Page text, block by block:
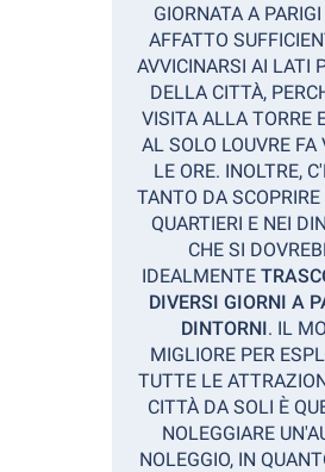
GIORNATA A
AFFATTO
AVVICINARSI AI LATI
DELLA CITTÀ,
VISITA ALLA TORRE
AL SOLO LOUVRE FA
LE ORE. INOLTRE,
TANTO DA SCOPRIRE
QUARTIERI E NEI
CHE SI
IDEALMENTE
DIVERSI GIORNI A
DINTORNI. IL
MIGLIORE PER
TUTTE LE
CITTÀ DA SOLI È
NOLEGGIARE
NOLEGGIO, IN